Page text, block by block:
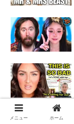
メニュー ホーム